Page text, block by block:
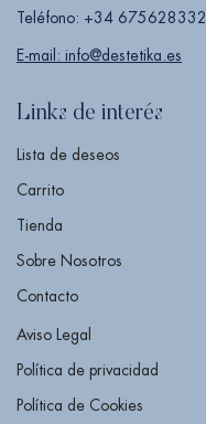
Teléfono: +34 675628332
E-mail: info@destetika.es
Links de interés
Lista de deseos
Carrito
Tienda
Sobre Nosotros
Contacto
Aviso Legal
Política de privacidad
Política de Cookies